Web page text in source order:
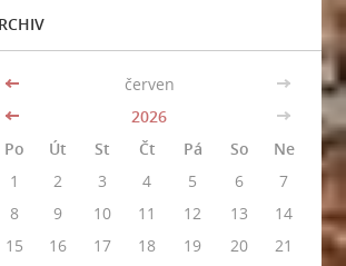
<< červen
>>
<<
2026
>>
Po
Út St Čt Pá So
Ne
1
2 3 4 5 6
7
8
9 10 11 12 13
14
15
16 17 18 19 20
21